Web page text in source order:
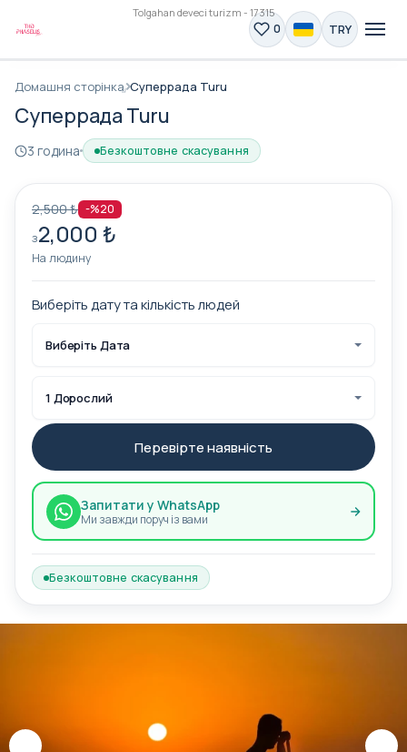
Tolgahan deveci turizm - 17315
0 TRY
Домашня сторінка Суперрада Turu
Суперрада Turu
3 година Безкоштовне скасування
2,500 ₺ -%20
з2,000 ₺
На людину
Виберіть дату та кількість людей
Виберіть Дата
1 Дорослий
Перевірте наявність
Запитати у WhatsApp
Ми завжди поруч із вами
Безкоштовне скасування